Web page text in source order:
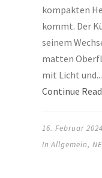
kompakten
kommt. Der
seinem
matten
mit Licht und...
Continue
16. Februar 2024
In Allgemein,